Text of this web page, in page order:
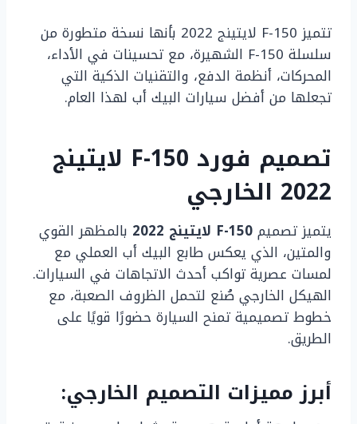
تتميز F-150 لايتينج 2022 بأنها نسخة متطورة من
سلسلة F-150 الشهيرة، مع تحسينات في الأداء،
المحركات، أنظمة الدفع، والتقنيات الذكية التي
تجعلها من أفضل سيارات البيك أب لهذا العام.
تصميم فورد F-150 لايتينج
2022 الخارجي
يتميز تصميمF-150 لايتينج 2022
بالمظهر القوي
والمتين، الذي يعكس طابع البيك أب العملي مع
لمسات عصرية تواكب أحدث الاتجاهات في السيارات.
الهيكل الخارجي صُنع لتحمل الظروف الصعبة، مع
خطوط تصميمية تمنح السيارة حضورًا قويًا على
الطريق.
أبرز مميزات التصميم الخارجي: